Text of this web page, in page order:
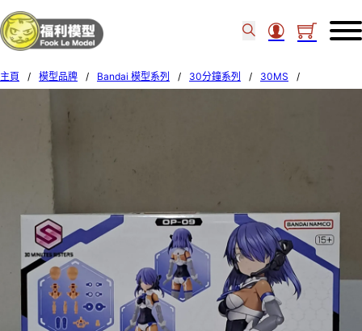
主頁 / 模型品牌 / Bandai 模型系列 / 30分鐘系列 / 30MS
/